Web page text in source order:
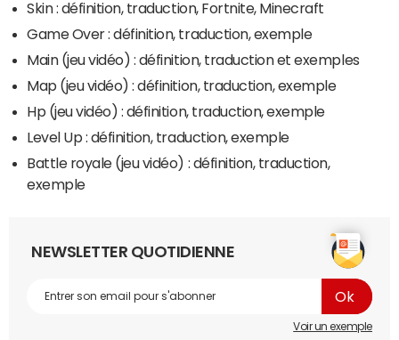
Skin : définition, traduction, Fortnite, Minecraft
Game Over : définition, traduction, exemple
Main (jeu vidéo) : définition, traduction et exemples
Map (jeu vidéo) : définition, traduction, exemple
Hp (jeu vidéo) : définition, traduction, exemple
Level Up : définition, traduction, exemple
Battle royale (jeu vidéo) : définition, traduction,
exemple
NEWSLETTER QUOTIDIENNE
Voir un exemple